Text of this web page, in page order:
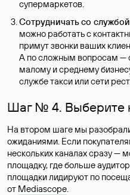
супермаркетов.
Сотрудничать со
можно работать с
примут звонки ваших
А по сложным вопросам —
малому и среднему
службе такси или сети
Шаг № 4. Выберите
На втором шаге мы
ожиданиями. Если
нескольких каналах сразу —
площадку, где больше
площадки лидируют по
от Mediascope.